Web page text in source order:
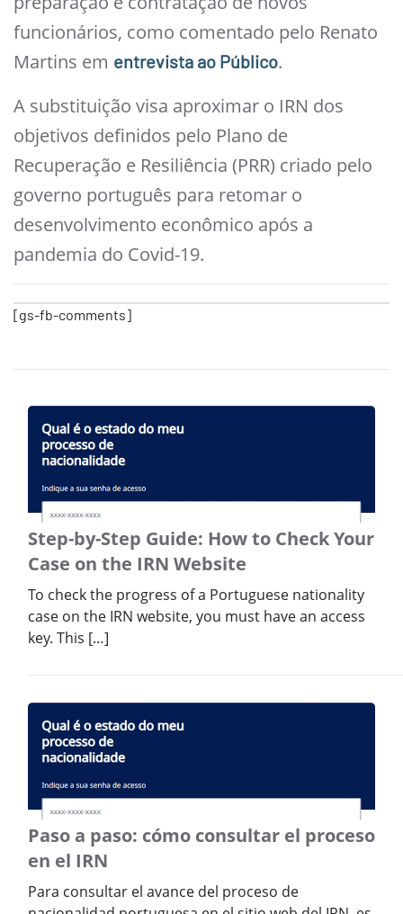
funcionários, como comentado pelo Renato
Martins em entrevista ao Público.
A substituição visa aproximar o IRN dos
objetivos definidos pelo Plano de
Recuperação e Resiliência (PRR) criado pelo
governo português para retomar o
desenvolvimento econômico após a
pandemia do Covid-19.
[gs-fb-comments]
Step-by-Step Guide: How to Check Your
Case on the IRN Website
To check the progress of a Portuguese nationality
case on the IRN website, you must have an access
key. This […]
Paso a paso: cómo consultar el proceso
en el IRN
Para consultar el avance del proceso de